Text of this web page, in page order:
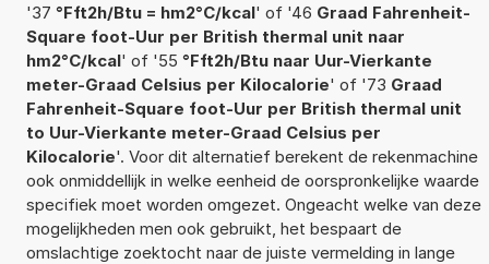
'37 °Fft2h/Btu = hm2°C/kcal' of '46 Graad Fahrenheit-
Square foot-Uur per British thermal unit naar
hm2°C/kcal' of '55 °Fft2h/Btu naar Uur-Vierkante
meter-Graad Celsius per Kilocalorie' of '73 Graad
Fahrenheit-Square foot-Uur per British thermal unit
to Uur-Vierkante meter-Graad Celsius per
Kilocalorie'. Voor dit alternatief berekent de rekenmachine
ook onmiddellijk in welke eenheid de oorspronkelijke waarde
specifiek moet worden omgezet. Ongeacht welke van deze
mogelijkheden men ook gebruikt, het bespaart de
omslachtige zoektocht naar de juiste vermelding in lange